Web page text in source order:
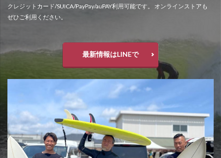
クレジットカード/SUICA/PayPay/auPAY利用可能です。 オンラインストアも
ぜひご利用ください。
最新情報はLINEで